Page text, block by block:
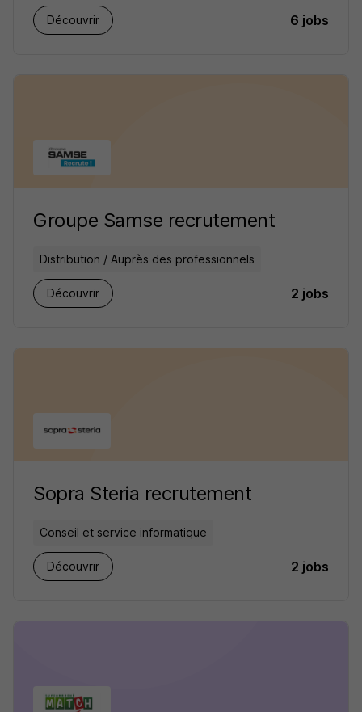
Découvrir 6 jobs
Groupe Samse recrutement
Distribution / Auprès des professionnels
Découvrir 2 jobs
Sopra Steria recrutement
Conseil et service informatique
Découvrir 2 jobs